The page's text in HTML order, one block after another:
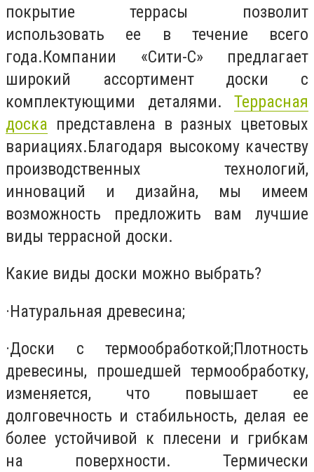
покрытие террасы позволит
использовать ее в течение всего
года.Компании «Сити-С» предлагает
широкий ассортимент доски с
комплектующими деталями. Террасная
доска представлена в разных цветовых
вариациях.Благодаря высокому качеству
производственных технологий,
инноваций и дизайна, мы имеем
возможность предложить вам лучшие
виды террасной доски.
Какие виды доски можно выбрать?
·Натуральная древесина;
·Доски с термообработкой;Плотность
древесины, прошедшей термообработку,
изменяется, что повышает ее
долговечность и стабильность, делая ее
более устойчивой к плесени и грибкам
на поверхности. Термически